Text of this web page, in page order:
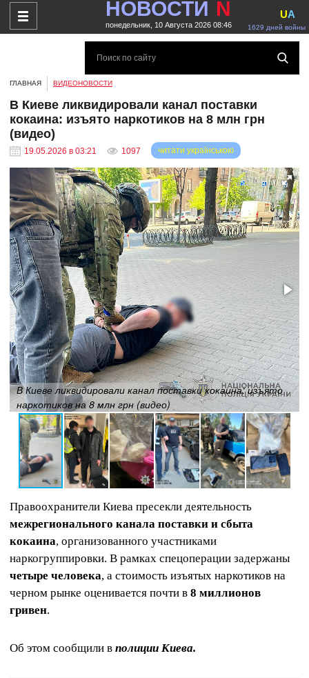
НОВОСТИ N
понедельник, 10 Августа 2026 08:46 1629 дней войны
UA
ГЛАВНАЯ ВИДЕОНОВОСТИ
В Киеве ликвидировали канал поставки
кокаина: изъято наркотиков на 8 млн грн
(видео)
19.05.2026 в 03:21 1097 читати українською
В Киеве ликвидировали канал поставки кокаина: изъято
наркотиков на 8 млн грн (видео)
Правоохранители Киева пресекли деятельность
межрегионального канала поставки и сбыта
кокаина, организованного участниками
наркогруппировки. В рамках спецоперации задержаны
четыре человека, а стоимость изъятых наркотиков на
черном рынке оценивается почти в 8 миллионов
гривен.
Об этом сообщили в полиции Киева.